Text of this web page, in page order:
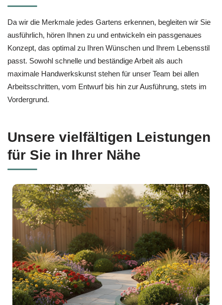
Da wir die Merkmale jedes Gartens erkennen, begleiten wir Sie
ausführlich, hören Ihnen zu und entwickeln ein passgenaues
Konzept, das optimal zu Ihren Wünschen und Ihrem Lebensstil
passt. Sowohl schnelle und beständige Arbeit als auch
maximale Handwerkskunst stehen für unser Team bei allen
Arbeitsschritten, vom Entwurf bis hin zur Ausführung, stets im
Vordergrund.
Unsere vielfältigen Leistungen
für Sie in Ihrer Nähe